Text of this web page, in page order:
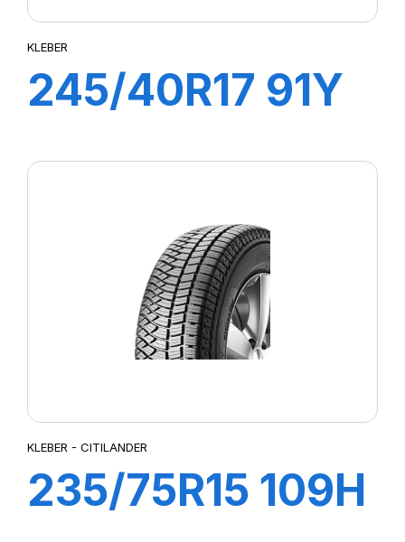
KLEBER
245/40R17 91Y
KLEBER - CITILANDER
235/75R15 109H